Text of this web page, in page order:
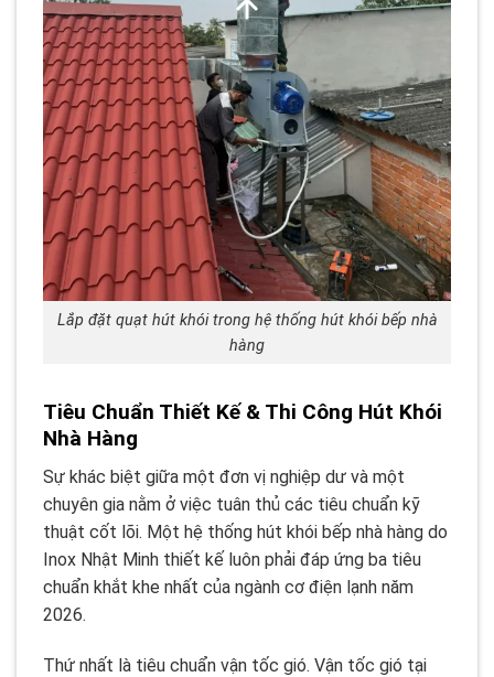
Lắp đặt quạt hút khói trong hệ thống hút khói bếp nhà
hàng
Tiêu Chuẩn Thiết Kế & Thi Công Hút Khói
Nhà Hàng
Sự khác biệt giữa một đơn vị nghiệp dư và một
chuyên gia nằm ở việc tuân thủ các tiêu chuẩn kỹ
thuật cốt lõi. Một hệ thống hút khói bếp nhà hàng do
Inox Nhật Minh thiết kế luôn phải đáp ứng ba tiêu
chuẩn khắt khe nhất của ngành cơ điện lạnh năm
2026.
Thứ nhất là tiêu chuẩn vận tốc gió. Vận tốc gió tại